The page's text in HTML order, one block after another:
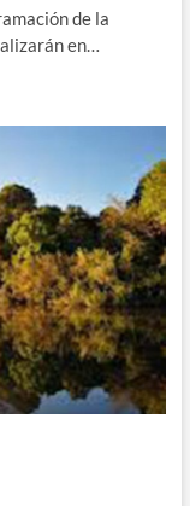
de la
en…